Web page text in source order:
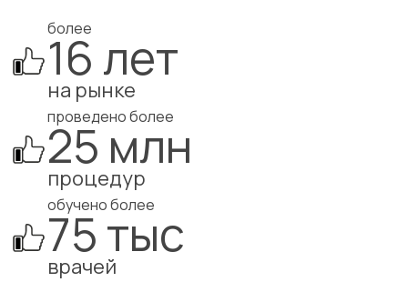
более
16 лет
на рынке
проведено более
25 млн
процедур
обучено более
75 тыс
врачей